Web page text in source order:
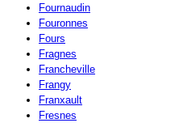
Fournaudin
Fouronnes
Fours
Fragnes
Francheville
Frangy
Franxault
Fresnes